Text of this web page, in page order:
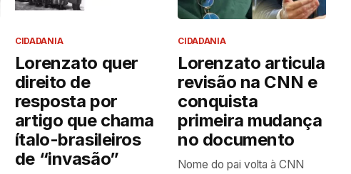
CIDADANIA
Lorenzato quer
direito de
resposta por
artigo que chama
ítalo-brasileiros
de “invasão”
CIDADANIA
Lorenzato articula
revisão na CNN e
conquista
primeira mudança
no documento
Nome do pai volta à CNN